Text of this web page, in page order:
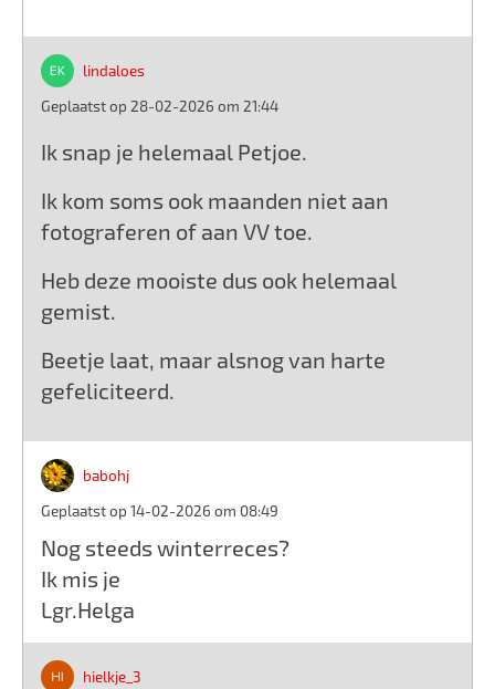
lindaloes
Geplaatst op 28-02-2026 om 21:44
Ik snap je helemaal Petjoe.
Ik kom soms ook maanden niet aan
fotograferen of aan VV toe.
Heb deze mooiste dus ook helemaal
gemist.
Beetje laat, maar alsnog van harte
gefeliciteerd.
babohj
Geplaatst op 14-02-2026 om 08:49
Nog steeds winterreces?
Ik mis je
Lgr.Helga
hielkje_3